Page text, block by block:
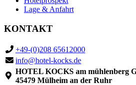
Lage & Anfahrt
KONTAKT
+49-(0)208 65612000
info@hotel-kocks.de
HOTEL KOCKS am mühlenberg
45479 Mülheim an der Ruhr